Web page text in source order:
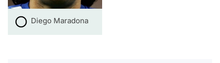
Diego Maradona